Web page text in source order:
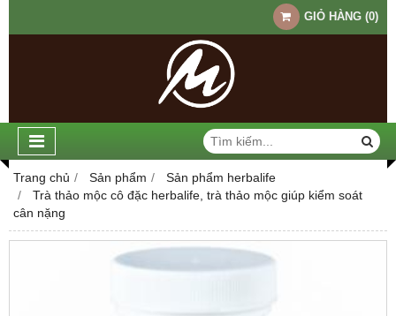
GIỎ HÀNG (0)
Trang chủ Sản phẩm
Sản phẩm herbalife
Trà thảo mộc cô đặc herbalife, trà thảo mộc giúp kiểm soát
cân nặng